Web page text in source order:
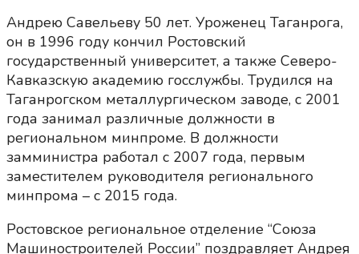
Андрею Савельеву 50 лет. Уроженец Таганрога,
он в 1996 году кончил Ростовский
государственный университет, а также Северо-
Кавказскую академию госслужбы. Трудился на
Таганрогском металлургическом заводе, с 2001
года занимал различные должности в
региональном минпроме. В должности
замминистра работал с 2007 года, первым
заместителем руководителя регионального
минпрома – с 2015 года.
Ростовское региональное отделение “Союза
Машиностроителей России” поздравляет Андрея